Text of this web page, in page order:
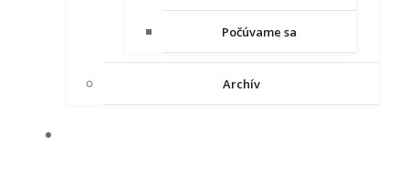
Počúvame sa
Archív